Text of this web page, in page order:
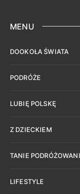
MENU
DOOKOŁA ŚWIATA
PODRÓŻE
LUBIĘ POLSKĘ
Z DZIECKIEM
TANIE
LIFESTYLE